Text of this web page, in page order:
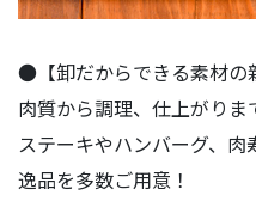
●【卸だからできる素材の
肉質から調理、仕上がりま
ステーキやハンバーグ、
逸品を多数ご用意！